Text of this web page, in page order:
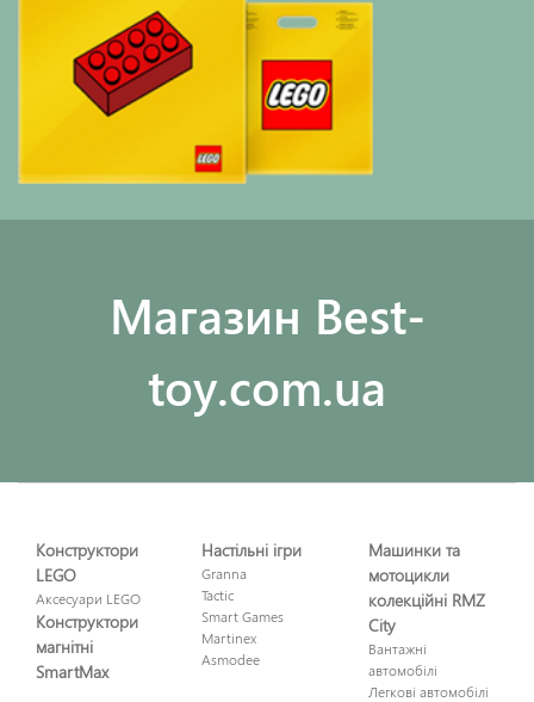
Maгазин Best-
toy.com.ua
Конструктори
LEGO
Аксесуари LEGO
Конструктори
магнітні
SmartMax
Настільні ігри
Granna
Tactic
Smart Games
Martinex
Asmodee
Машинки та
мотоцикли
колекційні RMZ
City
Вантажні
автомобілі
Легкові автомобілі